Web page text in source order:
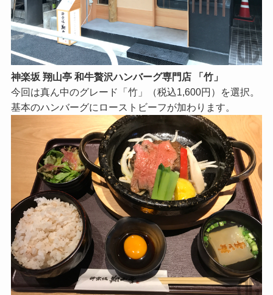
神楽坂 翔山亭 和牛贅沢ハンバーグ専門店 「竹」
今回は真ん中のグレード「竹」（税込1,600円）を選択。
基本のハンバーグにローストビーフが加わります。